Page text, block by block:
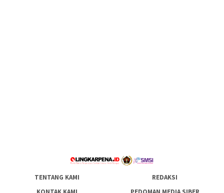
TENTANG KAMI
REDAKSI